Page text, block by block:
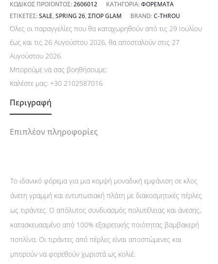
ΚΩΔΙΚΌΣ ΠΡΟΪΌΝΤΟΣ:2606012 ΚΑΤΗΓΟΡΊΑ:ΦΟΡΈΜΑΤΑ
ΕΤΙΚΈΤΕΣ:SALE,SPRING 26,ΣΠΟΡ GLAM BRAND:C-THROU
Όλες οι παραγγελίες που θα καταχωρηθούν από τις 29 Ιουλίου
έως και τις 26 Αυγούστου 2026, θα αποσταλούν στις 27
Αυγούστου 2026.
Μπορούμε να σας βοηθήσουμε;
Καλέστε μας: +30 2102587016
Περιγραφή
Επιπλέον πληροφορίες
Το ιδανικό φόρεμα για μια κομψή μοναδική εμφάνιση σε κλος
άνετη γραμμή και εντυπωσιακή πλάτη με διακοσμητικές πέρλες
ως τιράντες. Ο απόλυτος συνδυασμός πολυτέλειας και άνεσης,
κατασκευασμένο από 100% εξαιρετικής ποιότητας βαμβακερή
ποπλίνα. Οι τιράντες από πέρλες είναι αποσπώμενες και
μπορούν να φορεθούν χωριστά ως κολιέ.